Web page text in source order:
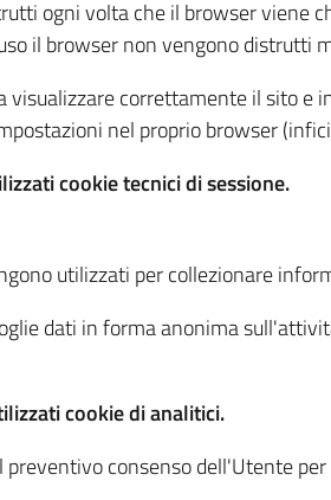
ogni volta che il browser viene
il browser non vengono distrutti
visualizzare correttamente il sito
nel proprio browser
cookie tecnici di sessione.
utilizzati per collezionare
dati in forma anonima
cookie di analitici.
preventivo consenso dell'Utente